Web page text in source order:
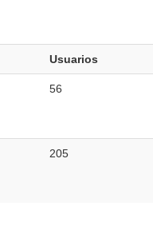
Usuarios
56
205